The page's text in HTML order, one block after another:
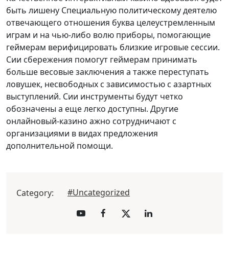
быть лишену Специальную политическому деятелю
отвечающего отношения буква целеустремленным
играм и на чью-либо волю приборы, помогающие
геймерам верифицировать близкие игровые сессии.
Сии сбережения помогут геймерам принимать
больше весовые заключения а также переступать
ловушек, несвободных с зависимостью с азартных
выступлений. Сии инструменты будут четко
обозначены а еще легко доступны. Другие
онлайновый-казино ажно сотрудничают с
организациями в видах предложения
дополнительной помощи.
Category: #Uncategorized